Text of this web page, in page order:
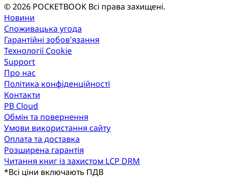
© 2026 POCKETBOOK Всі права захищені.
Новини
Споживацька угода
Гарантійні зобов'язання
Технології Cookie
Support
Про нас
Політика конфіденційності
Контакти
PB Cloud
Обмін та повернення
Умови використання сайту
Оплата та доставка
Розширена гарантія
Читання книг із захистом LCP DRM
*Всі ціни включають ПДВ